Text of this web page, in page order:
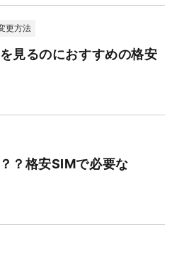
更方法
見るのにおすすめの格安
？格安SIMで必要な